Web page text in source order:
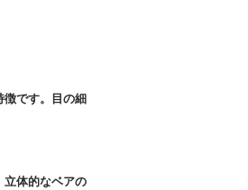
徴です。目の細
立体的なベアの